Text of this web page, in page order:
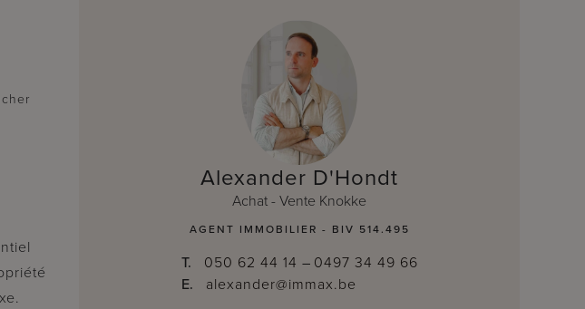
Alexander D'Hondt
Achat - Vente Knokke
AGENT IMMOBILIER - BIV 514.495
T. 050 62 44 14 – 0497 34 49 66
E.
alexander@immax.be